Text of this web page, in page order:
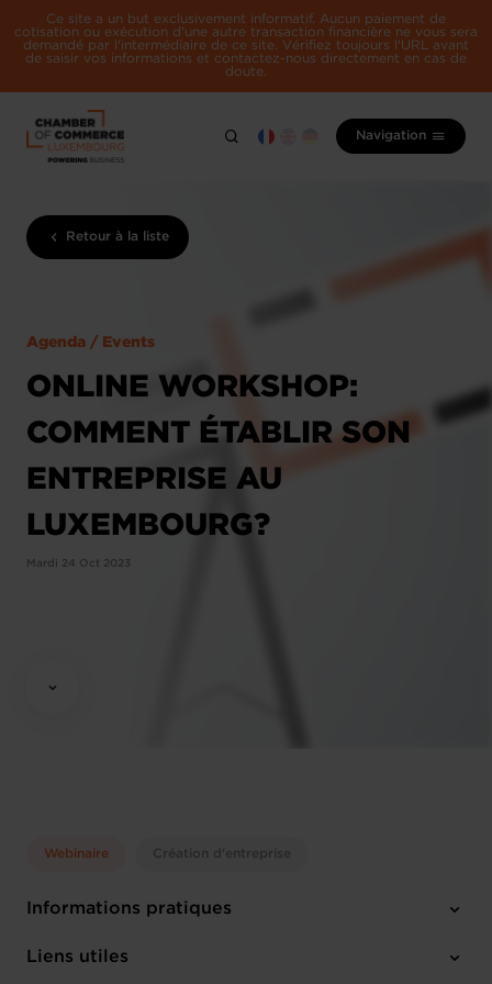
Ce site a un but exclusivement informatif. Aucun paiement de
cotisation ou exécution d'une autre transaction financière ne vous sera
demandé par l'intermédiaire de ce site. Vérifiez toujours l'URL avant
de saisir vos informations et contactez-nous directement en cas de
doute.
Navigation
Retour à la liste
Agenda / Events
ONLINE WORKSHOP:
COMMENT ÉTABLIR SON
ENTREPRISE AU
LUXEMBOURG?
Mardi 24 Oct 2023
Webinaire Création d'entreprise
Informations pratiques
Mardi 24 Oct 2023
Liens utiles